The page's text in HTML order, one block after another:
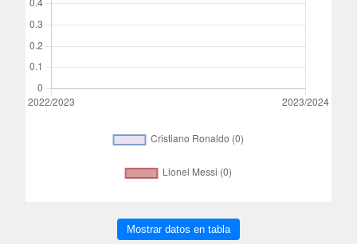
Mostrar datos en tabla